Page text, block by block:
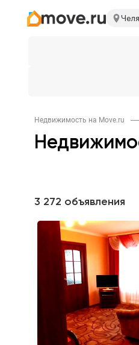
Недвижимость на Move.ru
3 272 объявления